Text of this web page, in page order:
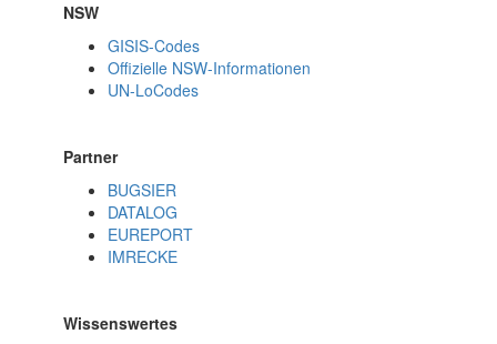
NSW
GISIS-Codes
Offizielle NSW-Informationen
UN-LoCodes
Partner
BUGSIER
DATALOG
EUREPORT
IMRECKE
Wissenswertes